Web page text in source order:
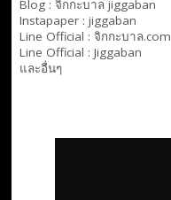
Blog : จิกกะบาล jiggaban
Instapaper : jiggaban
Line Official : จิกกะบาล.com
Line Official : Jiggaban
และอื่นๆ